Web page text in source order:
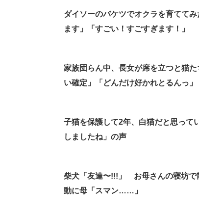
ダイソーのバケツでオクラを育てて
ます」「すごい！すごすぎます！」
家族団らん中、長女が席を立つと猫
い確定」「どんだけ好かれとるんっ」
子猫を保護して2年、白猫だと思っ
しましたね」の声
柴犬「友達〜!!!」 お母さんの寝坊
動に母「スマン……」